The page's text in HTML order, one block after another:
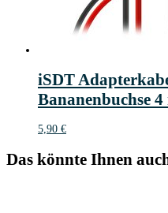
iSDT
Bananenbuchse
5,90 €
Das könnte Ihnen